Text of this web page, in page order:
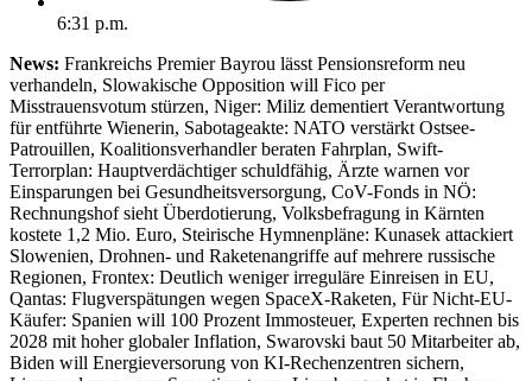
6:31 p.m.
News: Frankreichs Premier Bayrou lässt Pensionsreform neu
verhandeln, Slowakische Opposition will Fico per
Misstrauensvotum stürzen, Niger: Miliz dementiert Verantwortung
für entführte Wienerin, Sabotageakte: NATO verstärkt Ostsee-
Patrouillen, Koalitionsverhandler beraten Fahrplan, Swift-
Terrorplan: Hauptverdächtiger schuldfähig, Ärzte warnen vor
Einsparungen bei Gesundheitsversorgung, CoV-Fonds in NÖ:
Rechnungshof sieht Überdotierung, Volksbefragung in Kärnten
kostete 1,2 Mio. Euro, Steirische Hymnenpläne: Kunasek attackiert
Slowenien, Drohnen- und Raketenangriffe auf mehrere russische
Regionen, Frontex: Deutlich weniger irreguläre Einreisen in EU,
Qantas: Flugverspätungen wegen SpaceX-Raketen, Für Nicht-EU-
Käufer: Spanien will 100 Prozent Immosteuer, Experten rechnen bis
2028 mit hoher globaler Inflation, Swarovski baut 50 Mitarbeiter ab,
Biden will Energieversorung von KI-Rechenzentren sichern,